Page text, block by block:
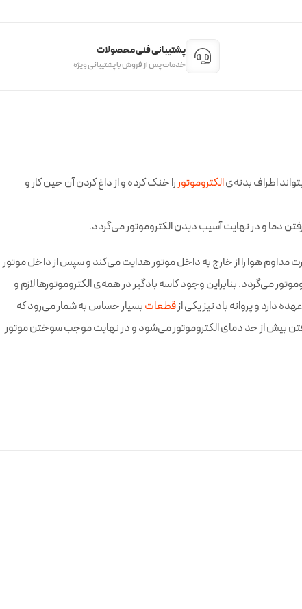
پشتیبانی فنی محصولات
خدمات پس از فروش با پشتیبانی ویژه
اطراف بدنه‌یالکتروموتوررا خنک کرده و از داغ کردن آن حین کار و
دما و در نهایت آسیب دیدن الکتروموتور می‌گردد.
مداوم هوا را از خارج به داخل موتور هدایت می‌کند و سپس از داخل موتور
می‌گردد. بنابراین وجود کاسه بادگیر در همه‌ی الکتروموتورها لازم و
دارد و پروانه باد نیز یکی ازقطعاتبسیار حساس به شمار می‌رود که
رفتن بیش از حد دمای الکتروموتور می‌شود و در نهایت موجب سوختن موتور